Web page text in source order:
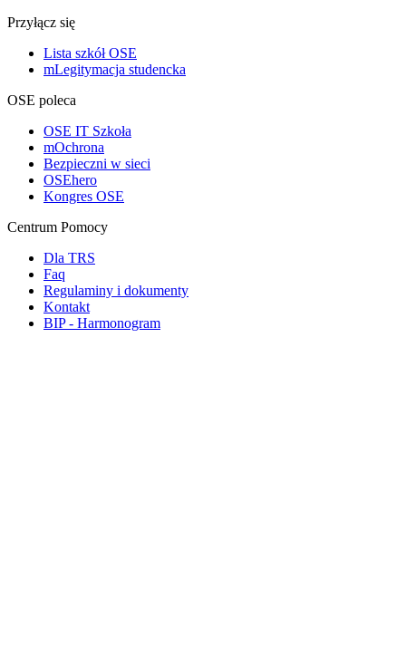
Przyłącz się
Lista szkół OSE
mLegitymacja studencka
OSE poleca
OSE IT Szkoła
mOchrona
Bezpieczni w sieci
OSEhero
Kongres OSE
Centrum Pomocy
Dla TRS
Faq
Regulaminy i dokumenty
Kontakt
BIP - Harmonogram